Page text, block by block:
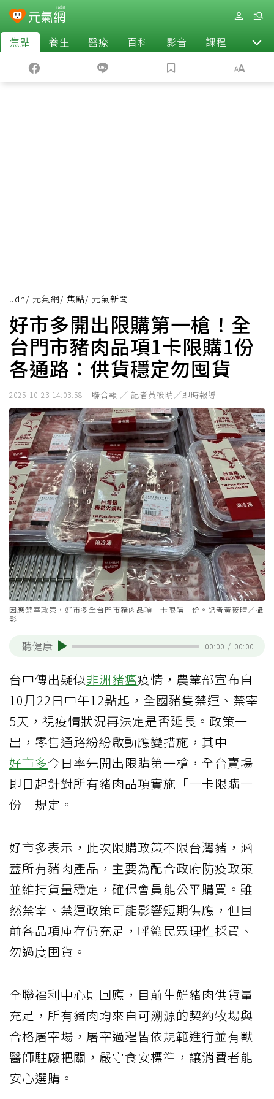
焦點 養生 醫療 百科 影音 課程 退休
udn/ 元氣網/ 焦點/ 元氣新聞
好市多開出限購第一槍！全
台門市豬肉品項1卡限購1份
各通路：供貨穩定勿囤貨
2025-10-23 14:03:58 聯合報 ／ 記者黃筱晴／即時報導
因應禁宰政策，好市多全台門市豬肉品項一卡限購一份。記者黃筱晴／攝
影
聽健康 00:00 / 00:00
台中傳出疑似非洲豬瘟疫情，農業部宣布自
10月22日中午12點起，全國豬隻禁運、禁宰
5天，視疫情狀況再決定是否延長。政策一
出，零售通路紛紛啟動應變措施，其中
好市多今日率先開出限購第一槍，全台賣場
即日起針對所有豬肉品項實施「一卡限購一
份」規定。
好市多表示，此次限購政策不限台灣豬，涵
蓋所有豬肉產品，主要為配合政府防疫政策
並維持貨量穩定，確保會員能公平購買。雖
然禁宰、禁運政策可能影響短期供應，但目
前各品項庫存仍充足，呼籲民眾理性採買、
勿過度囤貨。
全聯福利中心則回應，目前生鮮豬肉供貨量
充足，所有豬肉均來自可溯源的契約牧場與
合格屠宰場，屠宰過程皆依規範進行並有獸
醫師駐廠把關，嚴守食安標準，讓消費者能
安心選購。